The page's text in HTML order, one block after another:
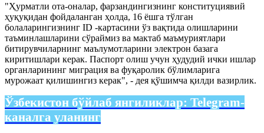
"Ҳурматли ота-оналар, фарзандингизнинг конституциявий
ҳуқуқидан фойдаланган ҳолда, 16 ёшга тўлган
болаларингизнинг ID -картасини ўз вақтида олишларини
таъминлашларини сўраймиз ва мактаб маъмуриятлари
битирувчиларнинг маълумотларини электрон базага
киритишлари керак. Паспорт олиш учун ҳудудий ички ишлар
органларининг миграция ва фуқаролик бўлимларига
мурожаат қилишингиз керак", - дея қўшимча қилди вазирлик.
Ўзбекистон бўйлаб янгиликлар: Telegram-
каналга уланинг